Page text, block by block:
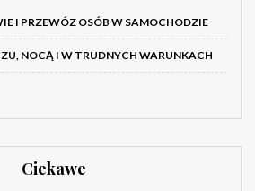
I PRZEWÓZ OSÓB W SAMOCHODZIE
NOCĄ I W TRUDNYCH WARUNKACH
Ciekawe